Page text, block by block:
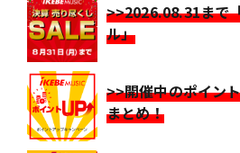
>>2026.08.31まで
ル」
>>開催中のポイン
まとめ！